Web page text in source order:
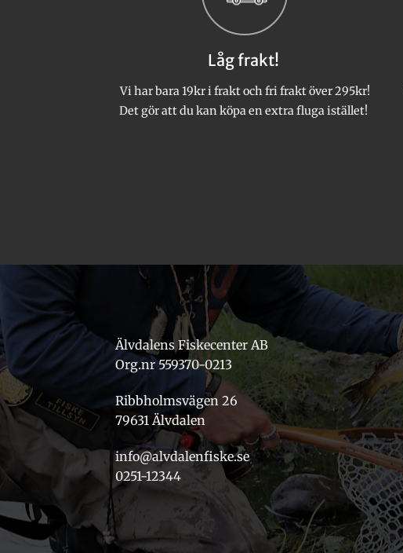
Låg frakt!
Vi har bara 19kr i frakt och fri frakt över 295kr!
Det gör att du kan köpa en extra fluga istället!
Älvdalens Fiskecenter AB
Org.nr 559370-0213
Ribbholmsvägen 26
79631 Älvdalen
info@alvdalenfiske.se
0251-12344